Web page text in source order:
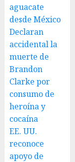
aguacate
desde México
Declaran
accidental la
muerte de
Brandon
Clarke por
consumo de
heroína y
cocaína
EE. UU.
reconoce
apoyo de